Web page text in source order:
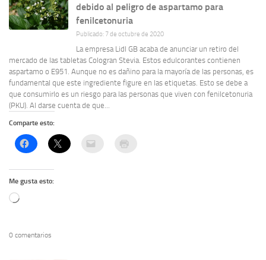
debido al peligro de aspartamo para
fenilcetonuria
Publicado: 7 de octubre de 2020
La empresa Lidl GB acaba de anunciar un retiro del
mercado de las tabletas Cologran Stevia. Estos edulcorantes contienen
aspartamo o E951. Aunque no es dañino para la mayoría de las personas, es
fundamental que este ingrediente figure en las etiquetas. Esto se debe a
que consumirlo es un riesgo para las personas que viven con fenilcetonuria
(PKU). Al darse cuenta de que...
Comparte esto:
Me gusta esto:
Cargando...
0 comentarios